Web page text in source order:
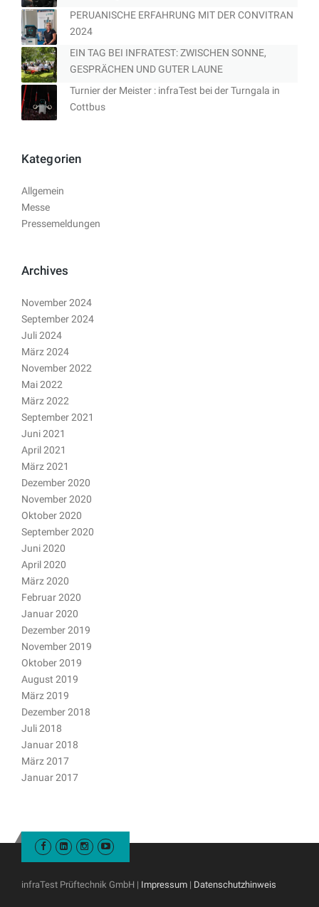
PERUANISCHE ERFAHRUNG MIT DER CONVITRAN
2024
EIN TAG BEI INFRATEST: ZWISCHEN SONNE,
GESPRÄCHEN UND GUTER LAUNE
Turnier der Meister : infraTest bei der Turngala in
Cottbus
Kategorien
Allgemein
Messe
Pressemeldungen
Archives
November 2024
September 2024
Juli 2024
März 2024
November 2022
Mai 2022
März 2022
September 2021
Juni 2021
April 2021
März 2021
Dezember 2020
November 2020
Oktober 2020
September 2020
Juni 2020
April 2020
März 2020
Februar 2020
Januar 2020
Dezember 2019
November 2019
Oktober 2019
August 2019
März 2019
Dezember 2018
Juli 2018
Januar 2018
März 2017
Januar 2017
infraTest Prüftechnik GmbH | Impressum | Datenschutzhinweis